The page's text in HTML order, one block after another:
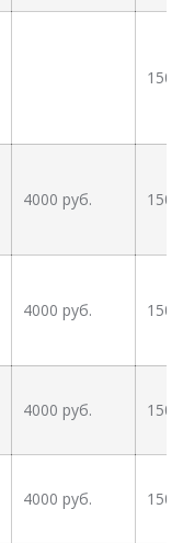
4000 руб.
4000 руб.
4000 руб.
4000 руб.